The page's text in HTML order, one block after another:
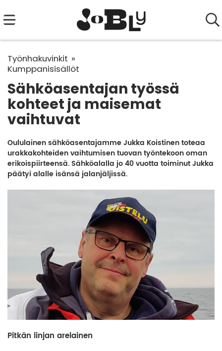
Työnhakuvinkit
Kumppanisisällöt
Sähköasentajan työssä
kohteet ja maisemat
vaihtuvat
Oululainen sähköasentajamme Jukka Koistinen toteaa
urakkakohteiden vaihtumisen tuovan työntekoon oman
erikoispiirteensä. Sähköalalla jo 40 vuotta toiminut Jukka
päätyi alalle isänsä jalanjäljissä.
Pitkän linjan arelainen